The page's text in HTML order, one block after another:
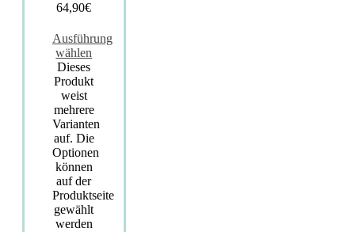
64,90€
Ausführung
wählen
Dieses
Produkt
weist
mehrere
Varianten
auf. Die
Optionen
können
auf der
Produktseite
gewählt
werden